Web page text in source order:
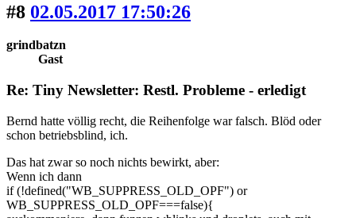
#8 02.05.2017 17:50:26
grindbatzn
Gast
Re: Tiny Newsletter: Restl. Probleme - erledigt
Bernd hatte völlig recht, die Reihenfolge war falsch. Blöd oder
schon betriebsblind, ich.
Das hat zwar so noch nichts bewirkt, aber:
Wenn ich dann
if (!defined("WB_SUPPRESS_OLD_OPF") or
WB_SUPPRESS_OLD_OPF===false){